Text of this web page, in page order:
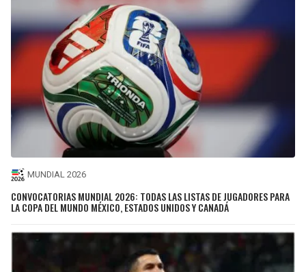
MUNDIAL 2026
CONVOCATORIAS MUNDIAL 2026: TODAS LAS LISTAS DE JUGADORES PARA
LA COPA DEL MUNDO MÉXICO, ESTADOS UNIDOS Y CANADÁ